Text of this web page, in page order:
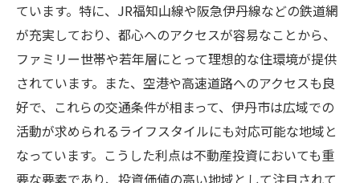
賢い不動産投資を実現するための伊丹市の市場
分析
伊丹市の不動産市場分析が投資に与える影
響
賢い投資家のための伊丹市市場データの活
用法
伊丹市での不動産投資成功のための市場分
ています。特に、JR福知山線や阪急伊丹線などの鉄道網
が充実しており、都心へのアクセスが容易なことから、
ファミリー世帯や若年層にとって理想的な住環境が提供
されています。また、空港や高速道路へのアクセスも良
好で、これらの交通条件が相まって、伊丹市は広域での
活動が求められるライフスタイルにも対応可能な地域と
なっています。こうした利点は不動産投資においても重
要な要素であり、投資価値の高い地域として注目されて